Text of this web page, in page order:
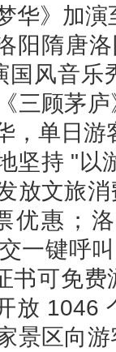
华》加
阳隋唐
风音乐
三顾茅
，单日游
坚持 "以
放文旅
优惠；
一键呼
书可免
放 1046
景区向